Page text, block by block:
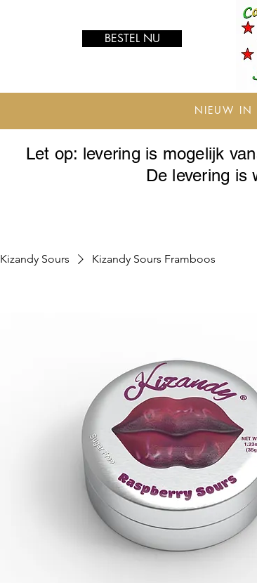
BESTEL NU
NIEUW IN
Let op: levering is mogelijk
De levering is
Kizandy Sours Kizandy Sours Framboos